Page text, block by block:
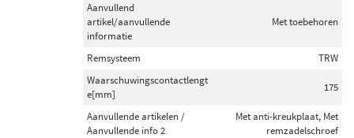
Aanvullend
artikel/aanvullende
informatie
Met toebehoren
Remsysteem
TRW
Waarschuwingscontactlengt
e[mm]
175
Aanvullende artikelen /
Aanvullende info 2
Met anti-kreukplaat, Met
remzadelschroef